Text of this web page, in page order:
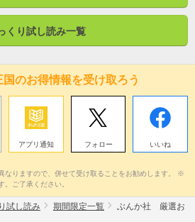
くり試し読み一覧
国のお得情報を受け取ろう
アプリ通知 フォロー いいね
なりますので、併せて受け取ることをお勧めします。 ※
。ご了承ください。
試し読み 期間限定一覧
ぶんか社 厳選お